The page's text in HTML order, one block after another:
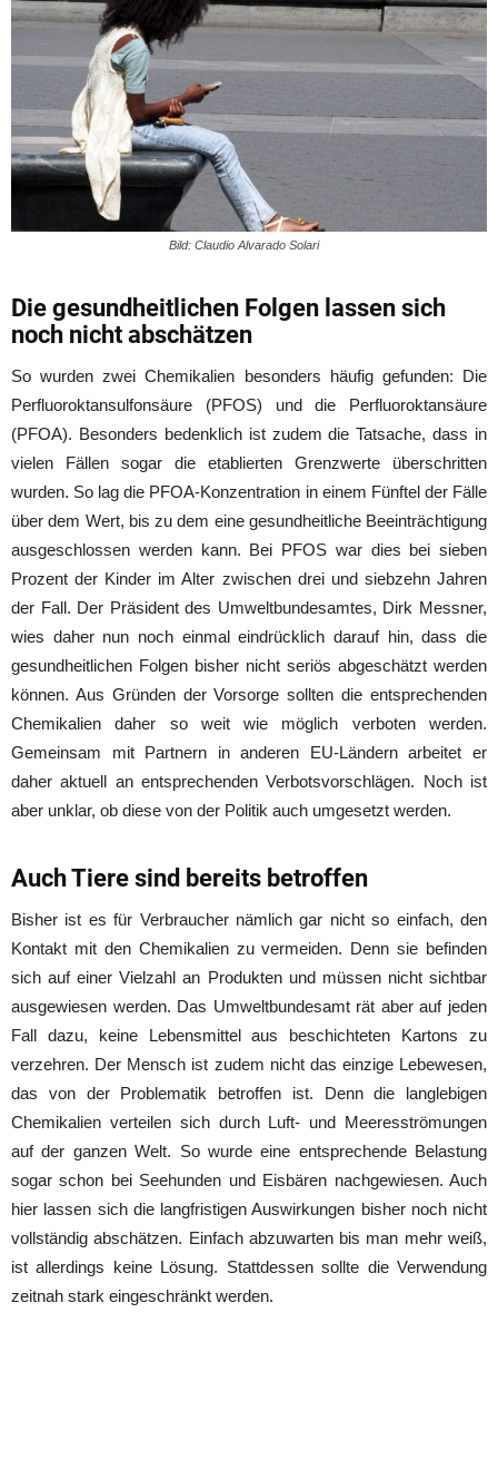
Bild: Claudio Alvarado Solari
Die gesundheitlichen Folgen lassen sich
noch nicht abschätzen
So wurden zwei Chemikalien besonders häufig gefunden: Die
Perfluoroktansulfonsäure (PFOS) und die Perfluoroktansäure
(PFOA). Besonders bedenklich ist zudem die Tatsache, dass in
vielen Fällen sogar die etablierten Grenzwerte überschritten
wurden. So lag die PFOA-Konzentration in einem Fünftel der Fälle
über dem Wert, bis zu dem eine gesundheitliche Beeinträchtigung
ausgeschlossen werden kann. Bei PFOS war dies bei sieben
Prozent der Kinder im Alter zwischen drei und siebzehn Jahren
der Fall. Der Präsident des Umweltbundesamtes, Dirk Messner,
wies daher nun noch einmal eindrücklich darauf hin, dass die
gesundheitlichen Folgen bisher nicht seriös abgeschätzt werden
können. Aus Gründen der Vorsorge sollten die entsprechenden
Chemikalien daher so weit wie möglich verboten werden.
Gemeinsam mit Partnern in anderen EU-Ländern arbeitet er
daher aktuell an entsprechenden Verbotsvorschlägen. Noch ist
aber unklar, ob diese von der Politik auch umgesetzt werden.
Auch Tiere sind bereits betroffen
Bisher ist es für Verbraucher nämlich gar nicht so einfach, den
Kontakt mit den Chemikalien zu vermeiden. Denn sie befinden
sich auf einer Vielzahl an Produkten und müssen nicht sichtbar
ausgewiesen werden. Das Umweltbundesamt rät aber auf jeden
Fall dazu, keine Lebensmittel aus beschichteten Kartons zu
verzehren. Der Mensch ist zudem nicht das einzige Lebewesen,
das von der Problematik betroffen ist. Denn die langlebigen
Chemikalien verteilen sich durch Luft- und Meeresströmungen
auf der ganzen Welt. So wurde eine entsprechende Belastung
sogar schon bei Seehunden und Eisbären nachgewiesen. Auch
hier lassen sich die langfristigen Auswirkungen bisher noch nicht
vollständig abschätzen. Einfach abzuwarten bis man mehr weiß,
ist allerdings keine Lösung. Stattdessen sollte die Verwendung
zeitnah stark eingeschränkt werden.